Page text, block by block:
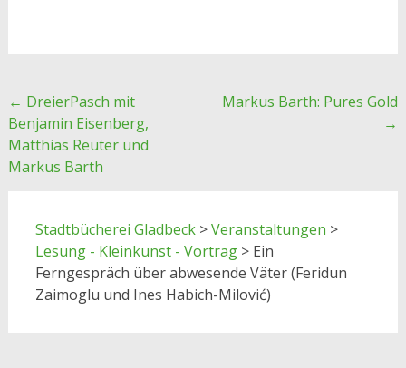
Post
navigation
← DreierPasch mit
Benjamin Eisenberg,
Matthias Reuter und
Markus Barth
Markus Barth: Pures Gold
→
Stadtbücherei Gladbeck>Veranstaltungen >
Lesung - Kleinkunst - Vortrag> Ein
Ferngespräch über abwesende Väter (Feridun
Zaimoglu und Ines Habich-Milović)